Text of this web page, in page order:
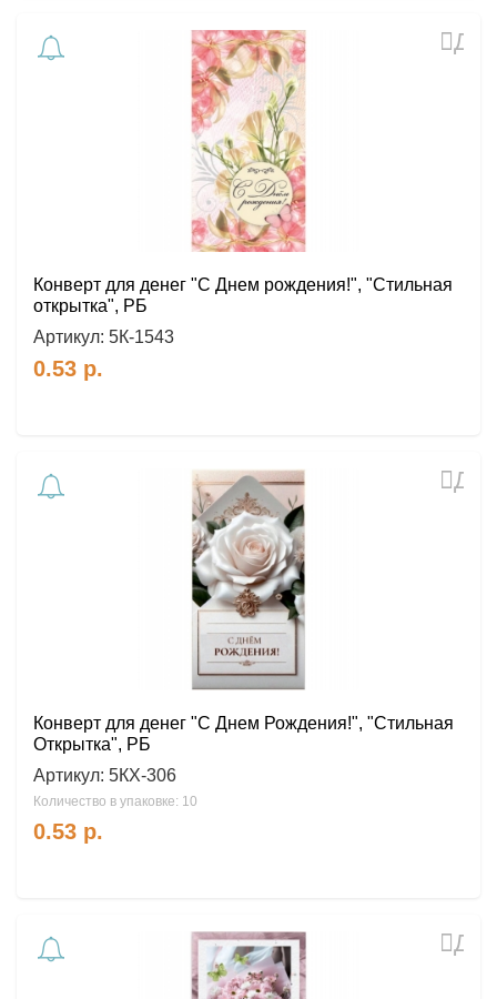
Конверт для денег "С Днем рождения!", "Стильная
открытка", РБ
Артикул: 5К-1543
0.53 р.
Конверт для денег "С Днем Рождения!", "Стильная
Открытка", РБ
Артикул: 5КХ-306
Количество в упаковке: 10
0.53 р.